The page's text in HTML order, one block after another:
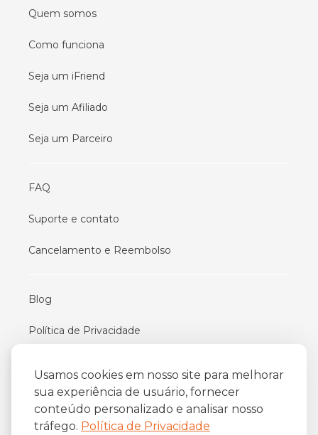
Usamos cookies em nosso site para melhorar
sua experiência de usuário, fornecer
conteúdo personalizado e analisar nosso
tráfego. Política de Privacidade
Quem somos
Como funciona
Seja um iFriend
Seja um Afiliado
Seja um Parceiro
FAQ
Suporte e contato
Cancelamento e Reembolso
Blog
Política de Privacidade
iFriend
Av. Almirante Barroso 81, 34